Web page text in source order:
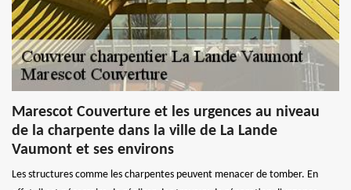
Marescot Couverture et les urgences au niveau
de la charpente dans la ville de La Lande
Vaumont et ses environs
Les structures comme les charpentes peuvent menacer de tomber. En